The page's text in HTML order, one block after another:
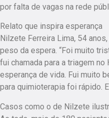
por falta de vagas na rede
Relato que inspira esperança
Nilzete Ferreira Lima, 54
peso da espera. “Foi muito
fui chamada para a triagem
esperança de vida. Fui muito
para quimioterapia foi rápido.
Casos como o de Nilzete